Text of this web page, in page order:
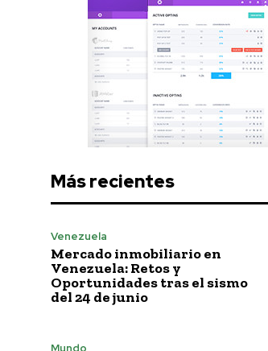
Más recientes
Venezuela
Mercado inmobiliario en
Venezuela: Retos y
Oportunidades tras el sismo
del 24 de junio
Mundo